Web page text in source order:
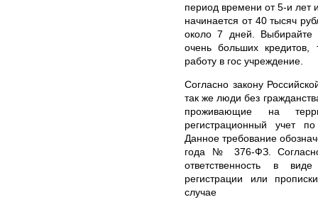
период времени от 5-и лет
начинается от 40 тысяч
около 7 дней. Выбирайте
очень больших
работу в гос учреждение.
Согласно закону
так же люди без
проживающие на
регистрационный учет
Данное требование
года № 376-ФЗ. Согласно
ответственность в
регистрации или
случае